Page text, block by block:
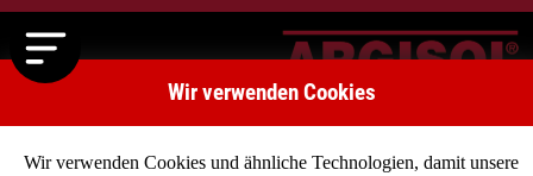
Wir verwenden Cookies
Wir verwenden Cookies und ähnliche Technologien, damit unsere